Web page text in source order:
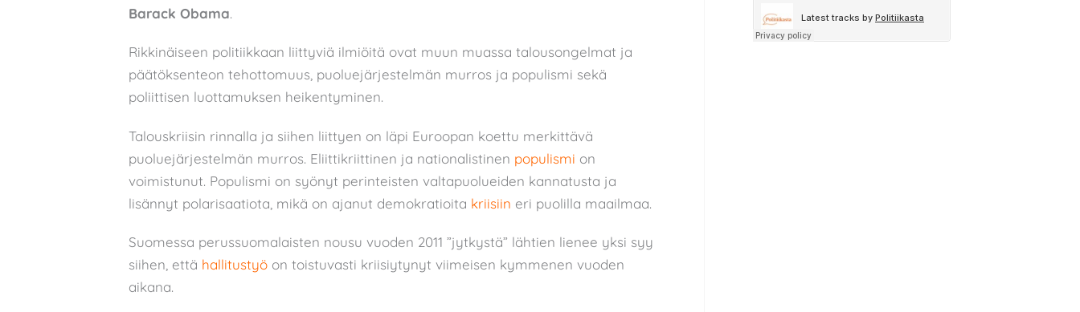
Barack Obama.
Rikkinäiseen politiikkaan liittyviä ilmiöitä ovat muun muassa talousongelmat ja
päätöksenteon tehottomuus, puoluejärjestelmän murros ja populismi sekä
poliittisen luottamuksen heikentyminen.
Talouskriisin rinnalla ja siihen liittyen on läpi Euroopan koettu merkittävä
puoluejärjestelmän murros. Eliittikriittinen ja nationalistinen populismi on
voimistunut. Populismi on syönyt perinteisten valtapuolueiden kannatusta ja
lisännyt polarisaatiota, mikä on ajanut demokratioita kriisiin eri puolilla maailmaa.
Suomessa perussuomalaisten nousu vuoden 2011 ”jytkystä” lähtien lienee yksi syy
siihen, että hallitustyö on toistuvasti kriisiytynyt viimeisen kymmenen vuoden
aikana.